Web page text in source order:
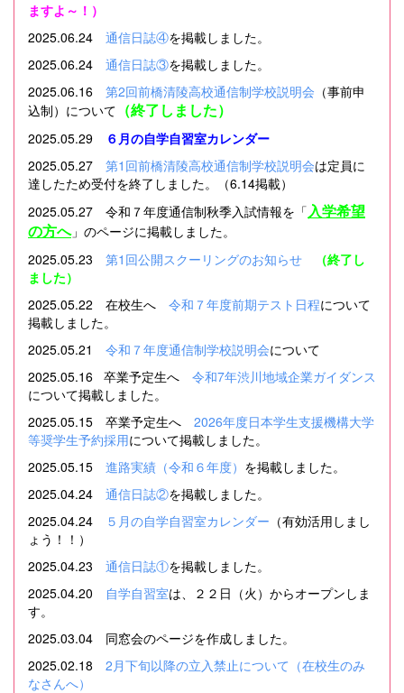
ますよ～！）
2025.06.24 通信日誌④を掲載しました。
2025.06.24 通信日誌③を掲載しました。
2025.06.16 第2回前橋清陵高校通信制学校説明会 （事前申
込制）について （終了しました）
2025.05.29
６月の自学自習室カレンダー
2025.05.27 第1回前橋清陵高校通信制学校説明会は定員に
達したため受付を終了しました。（6.14掲載）
2025.05.27 令和７年度通信制秋季入試情報を「入学希望
の方へ」のページに掲載しました。
2025.05.23 第1回公開スクーリングのお知らせ
（終了し
ました）
2025.05.22 在校生へ 令和７年度前期テスト日程について
掲載しました。
2025.05.21 令和７年度通信制学校説明会について
2025.05.16 卒業予定生へ 令和7年渋川地域企業ガイダンス
について掲載しました。
2025.05.15 卒業予定生へ 2026年度日本学生支援機構大学
等奨学生予約採用について掲載しました。
2025.05.15 進路実績（令和６年度） を掲載しました。
2025.04.24 通信日誌②を掲載しました。
2025.04.24
５月の自学自習室カレンダー （有効活用しまし
ょう！！）
2025.04.23 通信日誌①を掲載しました。
2025.04.20 自学自習室は、２２日（火）からオープンしま
す。
2025.03.04 同窓会のページを作成しました。
2025.02.18 2月下旬以降の立入禁止について（在校生のみ
なさんへ）